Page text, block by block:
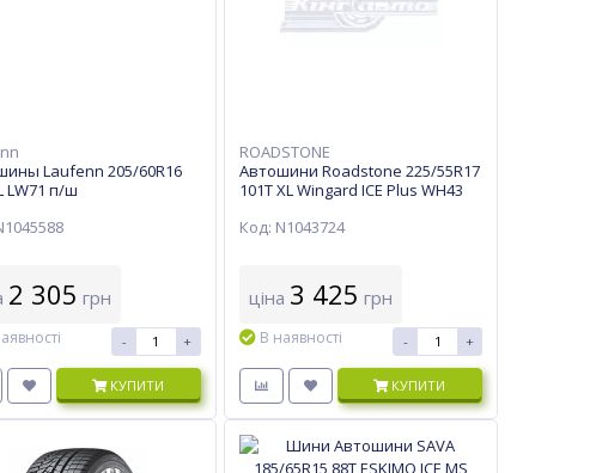
Laufenn 205/60R16
LW71 п/ш
2 305 грн
- +
КУПИТИ
ROADSTONE
Автошини Roadstone 225/55R17
101T XL Wingard ICE Plus WH43
Код: N1043724
ціна 3 425 грн
В наявності - +
КУПИТИ